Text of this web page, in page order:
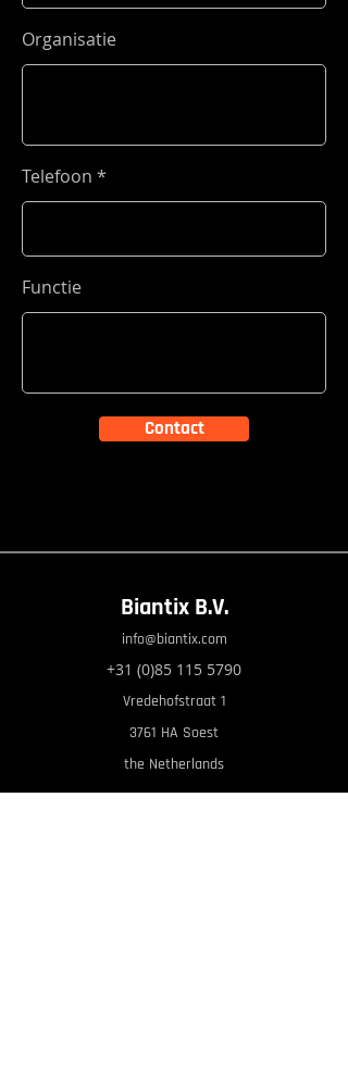
Organisatie
Telefoon
Functie
Contact
Biantix B.V.
info@biantix.com
+31 (0)85 115 5790
Vredehofstraat 1
3761 HA Soest
the Netherlands